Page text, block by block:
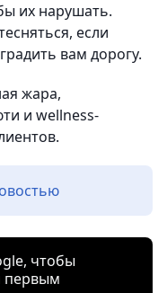
их нарушать.
если
вам дорогу.
жара,
и wellness-
чтобы
первым